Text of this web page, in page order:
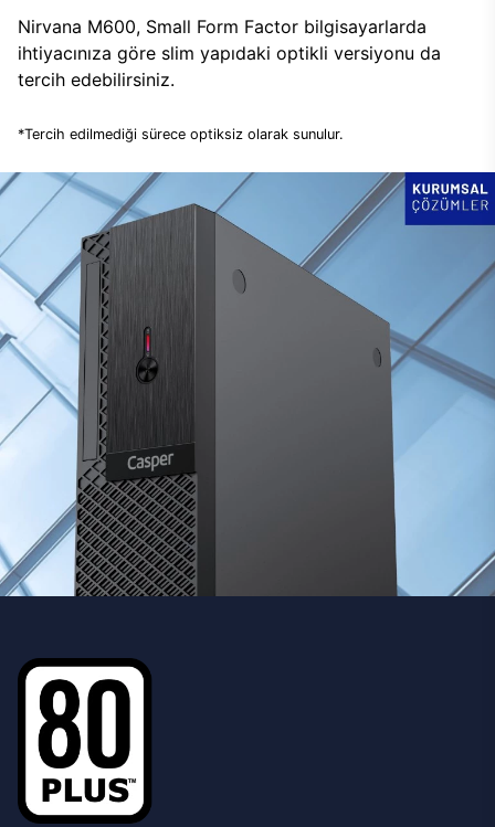
Nirvana M600, Small Form Factor bilgisayarlarda
ihtiyacınıza göre slim yapıdaki optikli versiyonu da
tercih edebilirsiniz.
*Tercih edilmediği sürece optiksiz olarak sunulur.